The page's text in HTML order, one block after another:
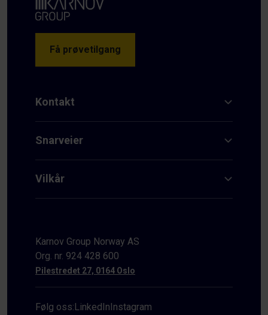
Få prøvetilgang
Kontakt
Snarveier
Vilkår
Karnov Group Norway AS
Org. nr. 924 428 600
Pilestredet 27, 0164 Oslo
Følg oss:LinkedInInstagram